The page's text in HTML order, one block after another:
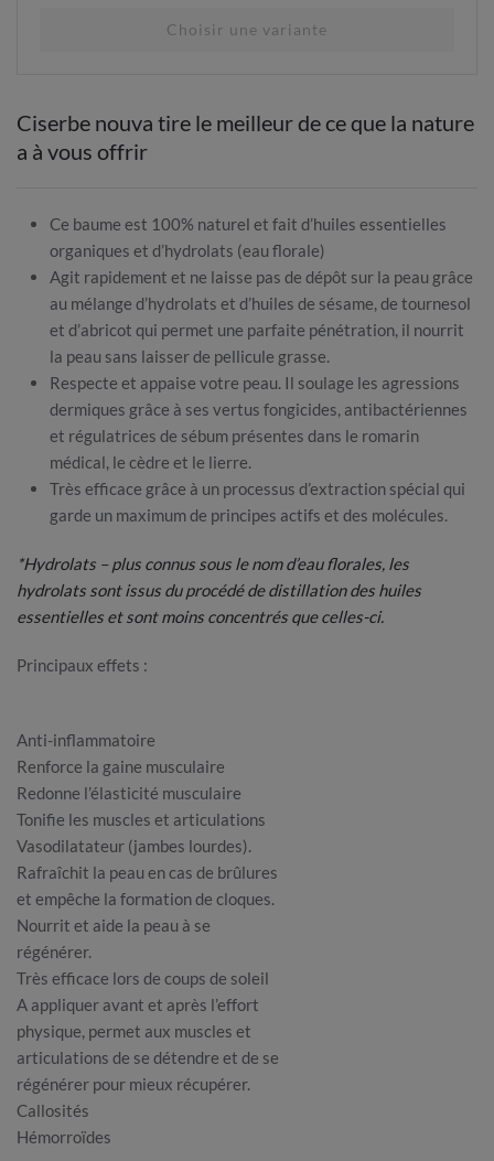
Ciserbe nouva tire le meilleur de ce que la nature
a à vous offrir
Ce baume est 100% naturel et fait d’huiles essentielles
organiques et d’hydrolats (eau florale)
Agit rapidement et ne laisse pas de dépôt sur la peau grâce
au mélange d’hydrolats et d’huiles de sésame, de tournesol
et d’abricot qui permet une parfaite pénétration, il nourrit
la peau sans laisser de pellicule grasse.
Respecte et appaise votre peau. Il soulage les agressions
dermiques grâce à ses vertus fongicides, antibactériennes
et régulatrices de sébum présentes dans le romarin
médical, le cèdre et le lierre.
Très efficace grâce à un processus d’extraction spécial qui
garde un maximum de principes actifs et des molécules.
*Hydrolats – plus connus sous le nom d’eau florales, les
hydrolats sont issus du procédé de distillation des huiles
essentielles et sont moins concentrés que celles-ci.
Principaux effets :
Anti-inflammatoire
Renforce la gaine musculaire
Redonne l’élasticité musculaire
Tonifie les muscles et articulations
Vasodilatateur (jambes lourdes).
Rafraîchit la peau en cas de brûlures
et empêche la formation de cloques.
Nourrit et aide la peau à se
régénérer.
Très efficace lors de coups de soleil
A appliquer avant et après l’effort
physique, permet aux muscles et
articulations de se détendre et de se
régénérer pour mieux récupérer.
Callosités
Hémorroïdes